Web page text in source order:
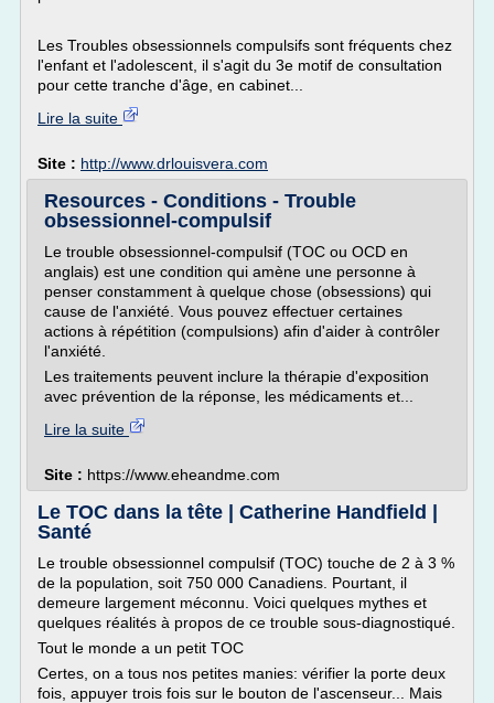
Les Troubles obsessionnels compulsifs sont fréquents chez
l'enfant et l'adolescent, il s'agit du 3e motif de consultation
pour cette tranche d'âge, en cabinet...
Lire la suite
Site : http://www.drlouisvera.com
Resources - Conditions - Trouble
obsessionnel-compulsif
Le trouble obsessionnel-compulsif (TOC ou OCD en
anglais) est une condition qui amène une personne à
penser constamment à quelque chose (obsessions) qui
cause de l'anxiété. Vous pouvez effectuer certaines
actions à répétition (compulsions) afin d'aider à contrôler
l'anxiété.
Les traitements peuvent inclure la thérapie d'exposition
avec prévention de la réponse, les médicaments et...
Lire la suite
Site : https://www.eheandme.com
Le TOC dans la tête | Catherine Handfield |
Santé
Le trouble obsessionnel compulsif (TOC) touche de 2 à 3 %
de la population, soit 750 000 Canadiens. Pourtant, il
demeure largement méconnu. Voici quelques mythes et
quelques réalités à propos de ce trouble sous-diagnostiqué.
Tout le monde a un petit TOC
Certes, on a tous nos petites manies: vérifier la porte deux
fois, appuyer trois fois sur le bouton de l'ascenseur... Mais